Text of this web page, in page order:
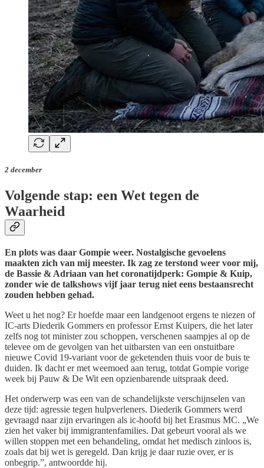
2 december
Volgende stap: een Wet tegen de
Waarheid
En plots was daar Gompie weer. Nostalgische gevoelens
maakten zich van mij meester. Ik zag ze terstond weer voor mij,
de Bassie & Adriaan van het coronatijdperk: Gompie & Kuip,
zonder wie de talkshows vijf jaar terug niet eens bestaansrecht
zouden hebben gehad.
Weet u het nog? Er hoefde maar een landgenoot ergens te niezen of
IC-arts Diederik Gommers en professor Ernst Kuipers, die het later
zelfs nog tot minister zou schoppen, verschenen saampjes al op de
televee om de gevolgen van het uitbarsten van een onstuitbare
nieuwe Covid 19-variant voor de geketenden thuis voor de buis te
duiden. Ik dacht er met weemoed aan terug, totdat Gompie vorige
week bij Pauw & De Wit een opzienbarende uitspraak deed.
Het onderwerp was een van de schandelijkste verschijnselen van
deze tijd: agressie tegen hulpverleners. Diederik Gommers werd
gevraagd naar zijn ervaringen als ic-hoofd bij het Erasmus MC. „We
zien het vaker bij immigrantenfamilies. Dat gebeurt vooral als we
willen stoppen met een behandeling, omdat het medisch zinloos is,
zoals dat bij wet is geregeld. Dan krijg je daar ruzie over, er is
onbegrip.”, antwoordde hij.